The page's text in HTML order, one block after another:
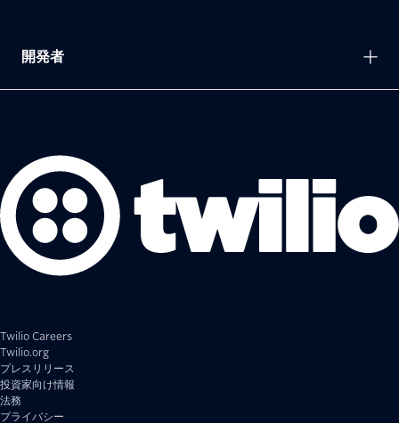
Twilio Careers
Twilio.org
プレスリリース
投資家向け情報
法務
プライバシー
開発者